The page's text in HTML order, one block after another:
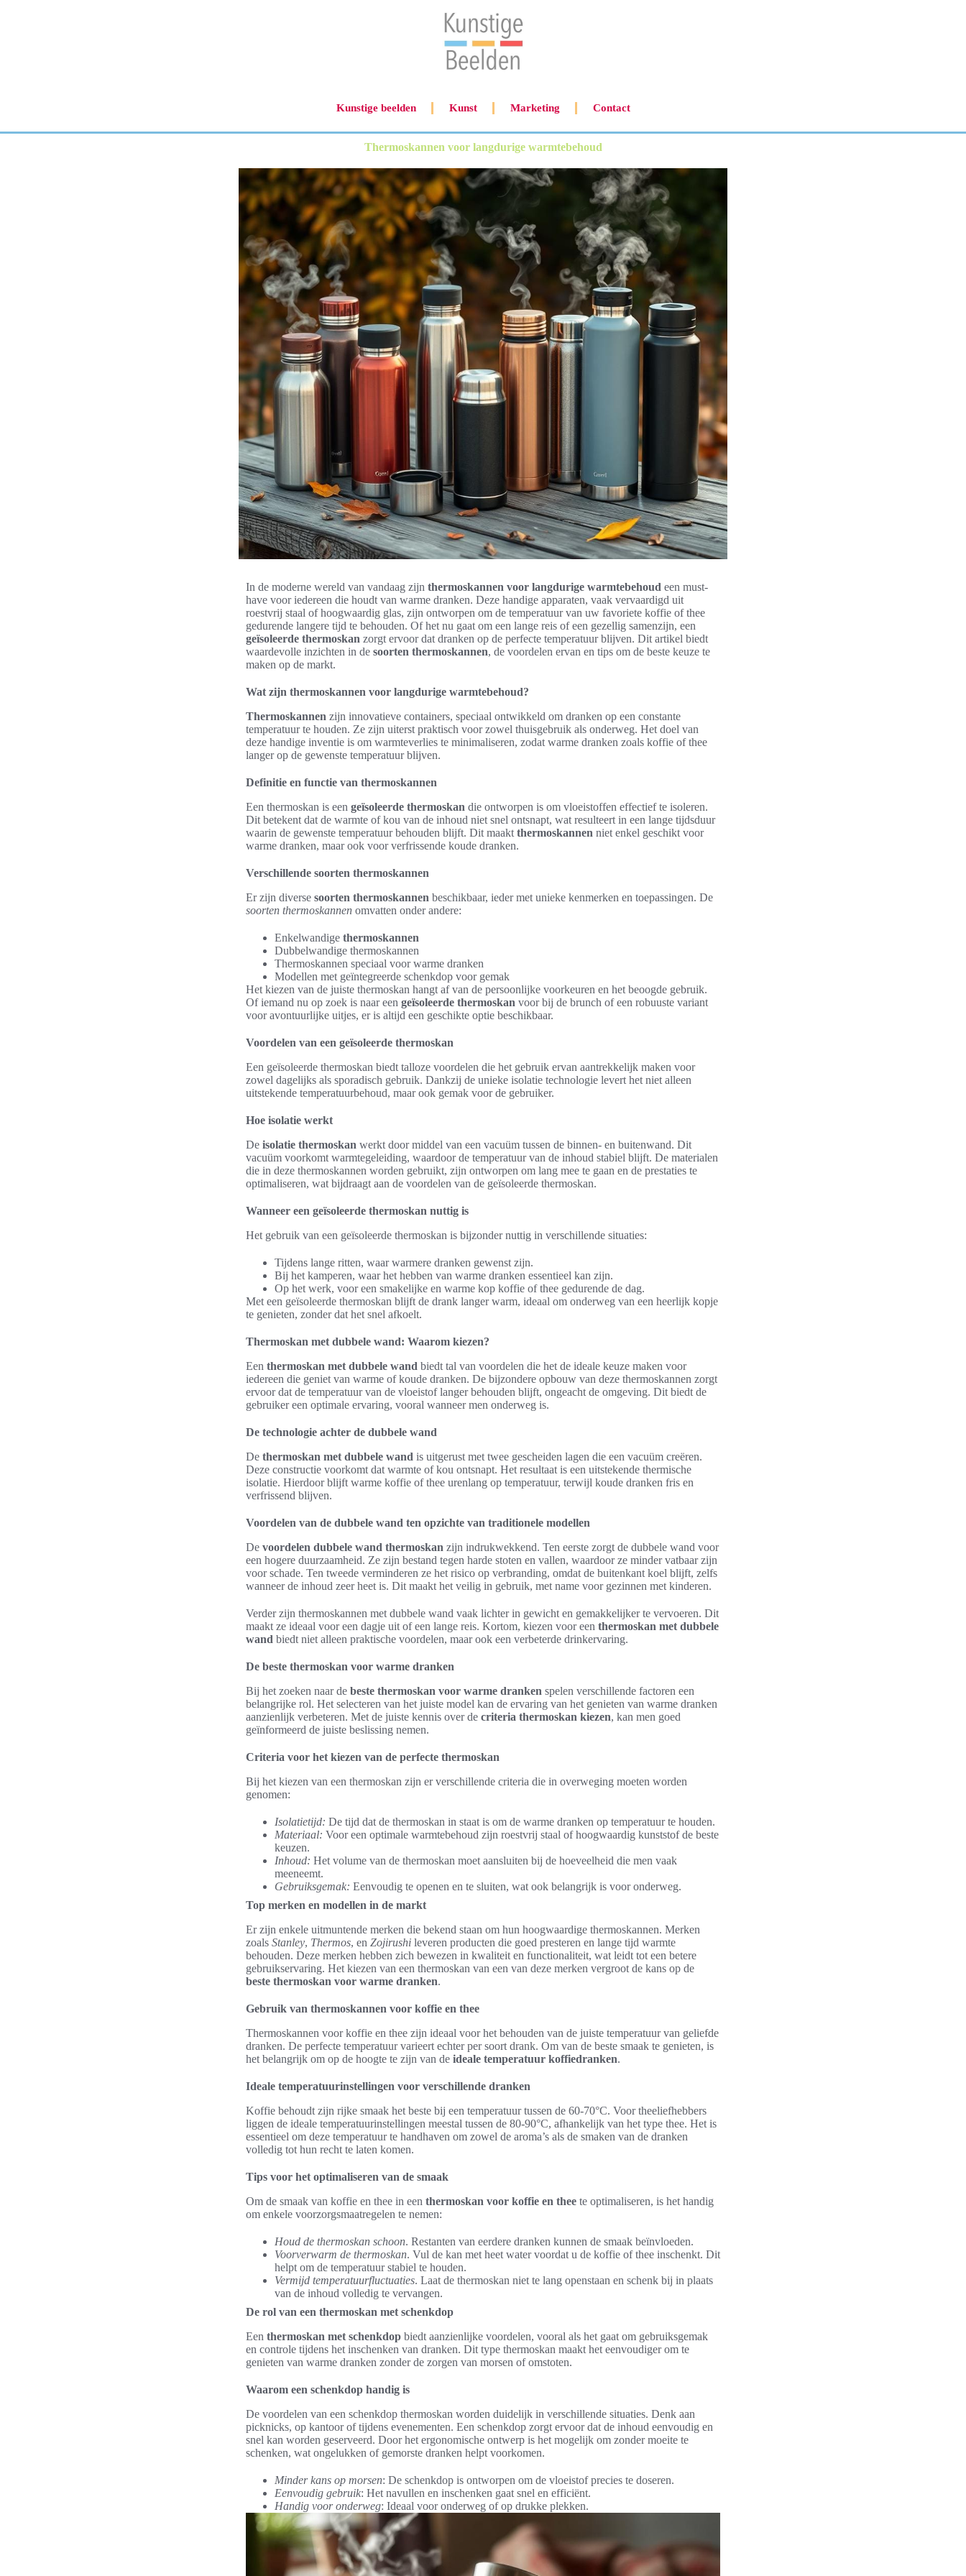
Kunstige beelden Kunst Marketing Contact
Thermoskannen voor langdurige warmtebehoud
In de moderne wereld van vandaag zijn thermoskannen voor langdurige warmtebehoud een must-
have voor iedereen die houdt van warme dranken. Deze handige apparaten, vaak vervaardigd uit
roestvrij staal of hoogwaardig glas, zijn ontworpen om de temperatuur van uw favoriete koffie of thee
gedurende langere tijd te behouden. Of het nu gaat om een lange reis of een gezellig samenzijn, een
geïsoleerde thermoskan zorgt ervoor dat dranken op de perfecte temperatuur blijven. Dit artikel biedt
waardevolle inzichten in de soorten thermoskannen, de voordelen ervan en tips om de beste keuze te
maken op de markt.
Wat zijn thermoskannen voor langdurige warmtebehoud?
Thermoskannen zijn innovatieve containers, speciaal ontwikkeld om dranken op een constante
temperatuur te houden. Ze zijn uiterst praktisch voor zowel thuisgebruik als onderweg. Het doel van
deze handige inventie is om warmteverlies te minimaliseren, zodat warme dranken zoals koffie of thee
langer op de gewenste temperatuur blijven.
Definitie en functie van thermoskannen
Een thermoskan is een geïsoleerde thermoskan die ontworpen is om vloeistoffen effectief te isoleren.
Dit betekent dat de warmte of kou van de inhoud niet snel ontsnapt, wat resulteert in een lange tijdsduur
waarin de gewenste temperatuur behouden blijft. Dit maakt thermoskannen niet enkel geschikt voor
warme dranken, maar ook voor verfrissende koude dranken.
Verschillende soorten thermoskannen
Er zijn diverse soorten thermoskannen beschikbaar, ieder met unieke kenmerken en toepassingen. De
soorten thermoskannen omvatten onder andere:
Enkelwandige thermoskannen
Dubbelwandige thermoskannen
Thermoskannen speciaal voor warme dranken
Modellen met geïntegreerde schenkdop voor gemak
Het kiezen van de juiste thermoskan hangt af van de persoonlijke voorkeuren en het beoogde gebruik.
Of iemand nu op zoek is naar een geïsoleerde thermoskan voor bij de brunch of een robuuste variant
voor avontuurlijke uitjes, er is altijd een geschikte optie beschikbaar.
Voordelen van een geïsoleerde thermoskan
Een geïsoleerde thermoskan biedt talloze voordelen die het gebruik ervan aantrekkelijk maken voor
zowel dagelijks als sporadisch gebruik. Dankzij de unieke isolatie technologie levert het niet alleen
uitstekende temperatuurbehoud, maar ook gemak voor de gebruiker.
Hoe isolatie werkt
De isolatie thermoskan werkt door middel van een vacuüm tussen de binnen- en buitenwand. Dit
vacuüm voorkomt warmtegeleiding, waardoor de temperatuur van de inhoud stabiel blijft. De materialen
die in deze thermoskannen worden gebruikt, zijn ontworpen om lang mee te gaan en de prestaties te
optimaliseren, wat bijdraagt aan de voordelen van de geïsoleerde thermoskan.
Wanneer een geïsoleerde thermoskan nuttig is
Het gebruik van een geïsoleerde thermoskan is bijzonder nuttig in verschillende situaties:
Tijdens lange ritten, waar warmere dranken gewenst zijn.
Bij het kamperen, waar het hebben van warme dranken essentieel kan zijn.
Op het werk, voor een smakelijke en warme kop koffie of thee gedurende de dag.
Met een geïsoleerde thermoskan blijft de drank langer warm, ideaal om onderweg van een heerlijk kopje
te genieten, zonder dat het snel afkoelt.
Thermoskan met dubbele wand: Waarom kiezen?
Een thermoskan met dubbele wand biedt tal van voordelen die het de ideale keuze maken voor
iedereen die geniet van warme of koude dranken. De bijzondere opbouw van deze thermoskannen zorgt
ervoor dat de temperatuur van de vloeistof langer behouden blijft, ongeacht de omgeving. Dit biedt de
gebruiker een optimale ervaring, vooral wanneer men onderweg is.
De technologie achter de dubbele wand
De thermoskan met dubbele wand is uitgerust met twee gescheiden lagen die een vacuüm creëren.
Deze constructie voorkomt dat warmte of kou ontsnapt. Het resultaat is een uitstekende thermische
isolatie. Hierdoor blijft warme koffie of thee urenlang op temperatuur, terwijl koude dranken fris en
verfrissend blijven.
Voordelen van de dubbele wand ten opzichte van traditionele modellen
De voordelen dubbele wand thermoskan zijn indrukwekkend. Ten eerste zorgt de dubbele wand voor
een hogere duurzaamheid. Ze zijn bestand tegen harde stoten en vallen, waardoor ze minder vatbaar zijn
voor schade. Ten tweede verminderen ze het risico op verbranding, omdat de buitenkant koel blijft, zelfs
wanneer de inhoud zeer heet is. Dit maakt het veilig in gebruik, met name voor gezinnen met kinderen.
Verder zijn thermoskannen met dubbele wand vaak lichter in gewicht en gemakkelijker te vervoeren. Dit
maakt ze ideaal voor een dagje uit of een lange reis. Kortom, kiezen voor een thermoskan met dubbele
wand biedt niet alleen praktische voordelen, maar ook een verbeterde drinkervaring.
De beste thermoskan voor warme dranken
Bij het zoeken naar de beste thermoskan voor warme dranken spelen verschillende factoren een
belangrijke rol. Het selecteren van het juiste model kan de ervaring van het genieten van warme dranken
aanzienlijk verbeteren. Met de juiste kennis over de criteria thermoskan kiezen, kan men goed
geïnformeerd de juiste beslissing nemen.
Criteria voor het kiezen van de perfecte thermoskan
Bij het kiezen van een thermoskan zijn er verschillende criteria die in overweging moeten worden
genomen:
Isolatietijd: De tijd dat de thermoskan in staat is om de warme dranken op temperatuur te houden.
Materiaal: Voor een optimale warmtebehoud zijn roestvrij staal of hoogwaardig kunststof de beste
keuzen.
Inhoud: Het volume van de thermoskan moet aansluiten bij de hoeveelheid die men vaak
meeneemt.
Gebruiksgemak: Eenvoudig te openen en te sluiten, wat ook belangrijk is voor onderweg.
Top merken en modellen in de markt
Er zijn enkele uitmuntende merken die bekend staan om hun hoogwaardige thermoskannen. Merken
zoals Stanley, Thermos, en Zojirushi leveren producten die goed presteren en lange tijd warmte
behouden. Deze merken hebben zich bewezen in kwaliteit en functionaliteit, wat leidt tot een betere
gebruikservaring. Het kiezen van een thermoskan van een van deze merken vergroot de kans op de
beste thermoskan voor warme dranken.
Gebruik van thermoskannen voor koffie en thee
Thermoskannen voor koffie en thee zijn ideaal voor het behouden van de juiste temperatuur van geliefde
dranken. De perfecte temperatuur varieert echter per soort drank. Om van de beste smaak te genieten, is
het belangrijk om op de hoogte te zijn van de ideale temperatuur koffiedranken.
Ideale temperatuurinstellingen voor verschillende dranken
Koffie behoudt zijn rijke smaak het beste bij een temperatuur tussen de 60-70°C. Voor theeliefhebbers
liggen de ideale temperatuurinstellingen meestal tussen de 80-90°C, afhankelijk van het type thee. Het is
essentieel om deze temperatuur te handhaven om zowel de aroma’s als de smaken van de dranken
volledig tot hun recht te laten komen.
Tips voor het optimaliseren van de smaak
Om de smaak van koffie en thee in een thermoskan voor koffie en thee te optimaliseren, is het handig
om enkele voorzorgsmaatregelen te nemen:
Houd de thermoskan schoon. Restanten van eerdere dranken kunnen de smaak beïnvloeden.
Voorverwarm de thermoskan. Vul de kan met heet water voordat u de koffie of thee inschenkt. Dit
helpt om de temperatuur stabiel te houden.
Vermijd temperatuurfluctuaties. Laat de thermoskan niet te lang openstaan en schenk bij in plaats
van de inhoud volledig te vervangen.
De rol van een thermoskan met schenkdop
Een thermoskan met schenkdop biedt aanzienlijke voordelen, vooral als het gaat om gebruiksgemak
en controle tijdens het inschenken van dranken. Dit type thermoskan maakt het eenvoudiger om te
genieten van warme dranken zonder de zorgen van morsen of omstoten.
Waarom een schenkdop handig is
De voordelen van een schenkdop thermoskan worden duidelijk in verschillende situaties. Denk aan
picknicks, op kantoor of tijdens evenementen. Een schenkdop zorgt ervoor dat de inhoud eenvoudig en
snel kan worden geserveerd. Door het ergonomische ontwerp is het mogelijk om zonder moeite te
schenken, wat ongelukken of gemorste dranken helpt voorkomen.
Minder kans op morsen: De schenkdop is ontworpen om de vloeistof precies te doseren.
Eenvoudig gebruik: Het navullen en inschenken gaat snel en efficiënt.
Handig voor onderweg: Ideaal voor onderweg of op drukke plekken.